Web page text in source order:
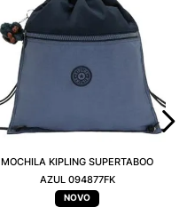
MOCHILA KIPLING SUPERTABOO
AZUL 094877FK